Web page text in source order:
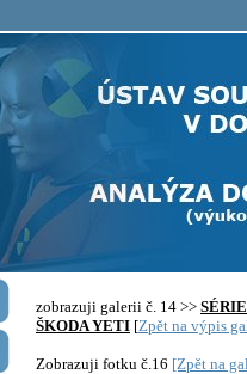
zobrazuji galerii č. 14 >>
ŠKODA YETI [Zpět na výpis
Zobrazuji fotku č.16 [Zpět na